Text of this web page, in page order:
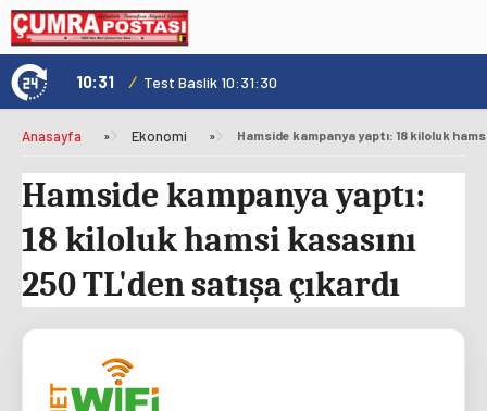
10:16 / Test Baslik 10:16:19
Anasayfa » Ekonomi »
Hamside kampanya yaptı:
18 kiloluk hamsi kasasını
250 TL'den satışa çıkardı